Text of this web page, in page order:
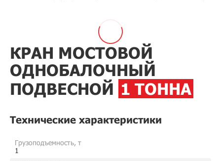
КРАН МОСТОВОЙ
ОДНОБАЛОЧНЫЙ
ПОДВЕСНОЙ 1 ТОННА
Технические характеристики
Грузоподъемность, т
1